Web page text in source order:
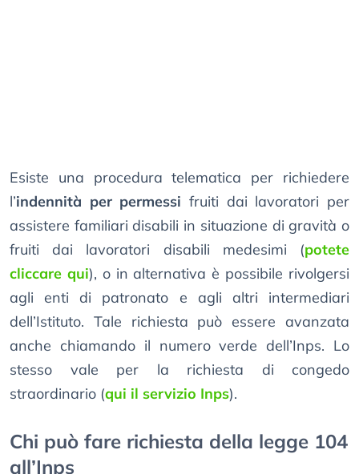
Esiste una procedura telematica per richiedere
l’indennità per permessi fruiti dai lavoratori per
assistere familiari disabili in situazione di gravità o
fruiti dai lavoratori disabili medesimi (potete
cliccare qui), o in alternativa è possibile rivolgersi
agli enti di patronato e agli altri intermediari
dell’Istituto. Tale richiesta può essere avanzata
anche chiamando il numero verde dell’Inps. Lo
stesso vale per la richiesta di congedo
straordinario (qui il servizio Inps).
Chi può fare richiesta della legge 104
all’Inps